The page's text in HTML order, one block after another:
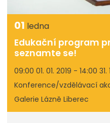
01 ledna
Edukační program
seznamte se!
09:00 01. 01. 2019 - 14:00 31.
Konference/vzdělávací
Galerie Lázně Liberec